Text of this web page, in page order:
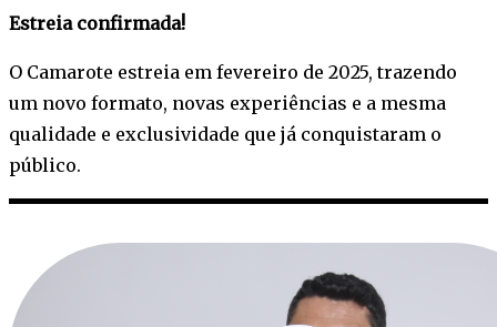
Estreia confirmada!
O Camarote estreia em fevereiro de 2025, trazendo
um novo formato, novas experiências e a mesma
qualidade e exclusividade que já conquistaram o
público.